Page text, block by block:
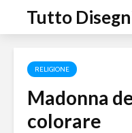
Tutto
RELIGIONE
Madonna
colorare